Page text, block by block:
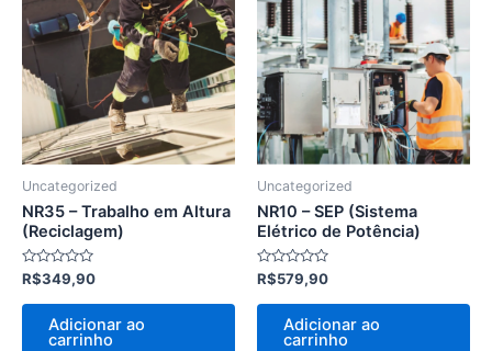
Uncategorized
NR35 – Trabalho em Altura
(Reciclagem)
Avaliação
0
de
R$349,90
Adicionar ao
carrinho
Uncategorized
NR10 – SEP (Sistema
Elétrico de Potência)
Avaliação
0
de
R$579,90
Adicionar ao
carrinho